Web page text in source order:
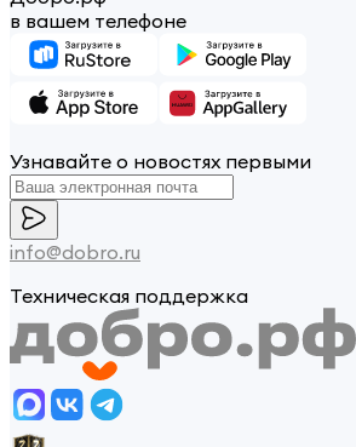
в вашем телефоне
Узнавайте о новостях первыми
info@dobro.ru
Техническая поддержка